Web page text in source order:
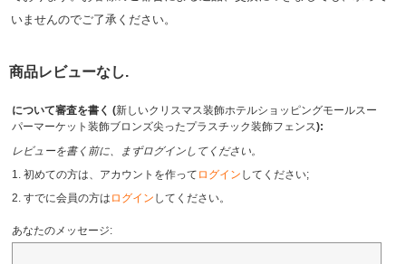
いませんのでご了承ください。
商品レビューなし.
について審査を書く (新しいクリスマス装飾ホテルショッピングモールスー
パーマーケット装飾ブロンズ尖ったプラスチック装飾フェンス):
レビューを書く前に、まずログインしてください。
1. 初めての方は、アカウントを作って ログイン してください;
2. すでに会員の方は ログイン してください。
あなたのメッセージ: